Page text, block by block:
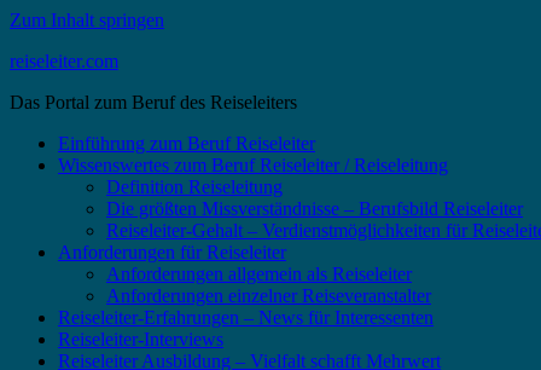
Zum Inhalt springen
reiseleiter.com
Das Portal zum Beruf des Reiseleiters
Einführung zum Beruf Reiseleiter
Wissenswertes zum Beruf Reiseleiter / Reiseleitung
Definition Reiseleitung
Die größten Missverständnisse – Berufsbild Reiseleiter
Reiseleiter-Gehalt – Verdienstmöglichkeiten für
Anforderungen für Reiseleiter
Anforderungen allgemein als Reiseleiter
Anforderungen einzelner Reiseveranstalter
Reiseleiter-Erfahrungen – News für Interessenten
Reiseleiter-Interviews
Reiseleiter Ausbildung – Vielfalt schafft Mehrwert